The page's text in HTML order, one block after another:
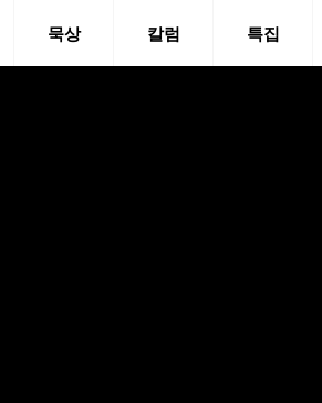
묵상 칼럼 특집